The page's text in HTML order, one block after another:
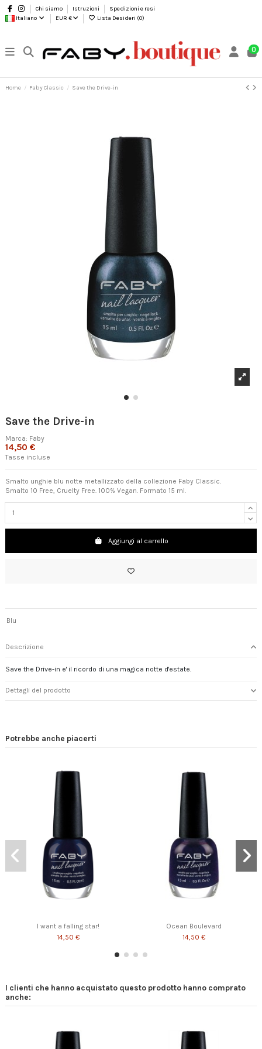
Chi siamo Istruzioni
Spedizioni e resi
Italiano
EUR € Lista Desideri (0)
0
Home Faby Classic Save the Drive-in
Save the Drive-in
Marca: Faby
14,50 €
Tasse incluse
Smalto unghie blu notte metallizzato della collezione Faby Classic.
Smalto 10 Free, Cruelty Free. 100% Vegan. Formato 15 ml.
Aggiungi al carrello
Blu
Descrizione
Save the Drive-in e' il ricordo di una magica notte d'estate.
Dettagli del prodotto
Potrebbe anche piacerti
I want a falling star!
14,50 €
Ocean Boulevard
14,50 €
I clienti che hanno acquistato questo prodotto hanno comprato
anche: